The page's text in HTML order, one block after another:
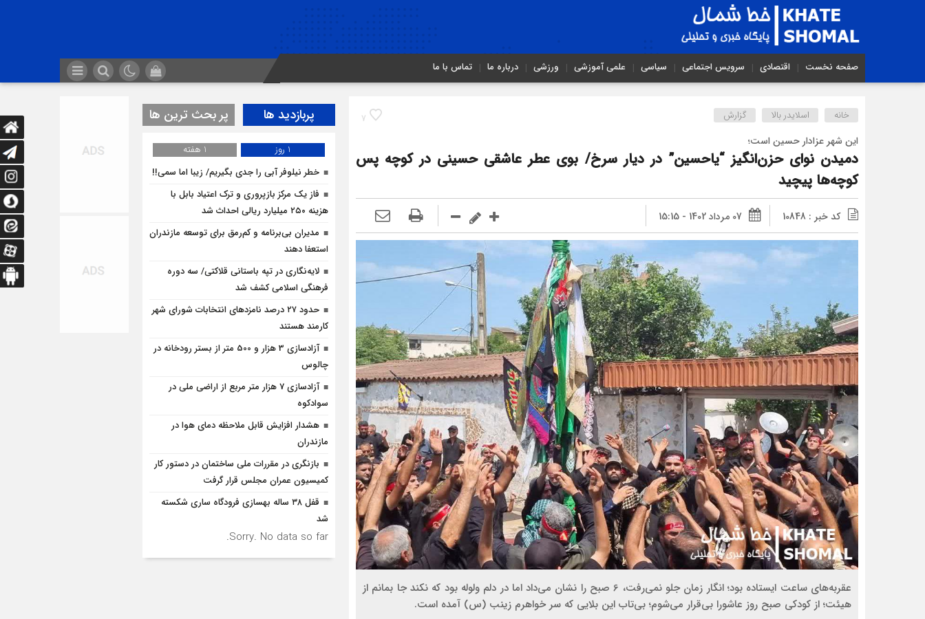
صفحه نخست اقتصادی سرویس اجتماعی سیاسی علمی آموزشی ورزشی درباره ما تماس با ما
7 خانه اسلایدر بالا گزارش
این شهر عزادار حسین است؛
دمیدن نوای حزن‌انگیز “یاحسین” در دیار سرخ/ بوی عطر عاشقی حسینی در کوچه پس
کوچه‌ها پیچید
کد خبر : 10848 07 مرداد 1402 - 15:15
عقربه‌های ساعت ایستاده بود؛ انگار زمان جلو نمی‌رفت، 6 صبح را نشان می‌داد اما در دلم ولوله بود که نکند جا بمانم از
هیئت؛ از کودکی صبح روز عاشورا بی‌قرار می‌شوم؛ بی‌تاب این بلایی که سر خواهرم زینب (س) آمده است.
پربازدید ها پر بحث ترین ها
1 روز
1 هفته
خطر نیلوفر آبی را جدی بگیریم/ زیبا اما سمی!!
فاز یک مرکز بازپروری و ترک اعتیاد بابل با
هزینه ۲۵۰ میلیارد ریالی احداث شد
مدیران بی‌برنامه و کم‌رمق برای توسعه مازندران
استعفا دهند
لایه‌نگاری در تپه باستانی قلاکتی/ سه دوره
فرهنگی اسلامی کشف شد
حدود ۲۷ درصد نامزدهای انتخابات شورای شهر
کارمند هستند
آزادسازی 3 هزار و 500 متر از بستر رودخانه در
چالوس
آزادسازی 7 هزار متر مربع از اراضی ملی در
سوادکوه
هشدار افزایش قابل ملاحظه دمای هوا در
مازندران
بازنگری در مقررات ملی ساختمان در دستور کار
کمیسیون عمران مجلس قرار گرفت
قفل ۳۸ ساله بهسازی فرودگاه ساری شکسته
شد
Sorry. No data so far.